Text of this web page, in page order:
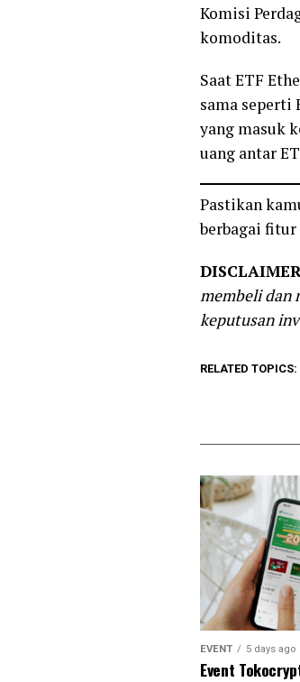
Komisi
komoditas.
Saat ETF
sama seperti
yang masuk
uang antar
Pastikan
berbagai
DISCLAIMER
membeli dan
keputusan
RELATED TOPICS:
EVENT 5 days ago
Event